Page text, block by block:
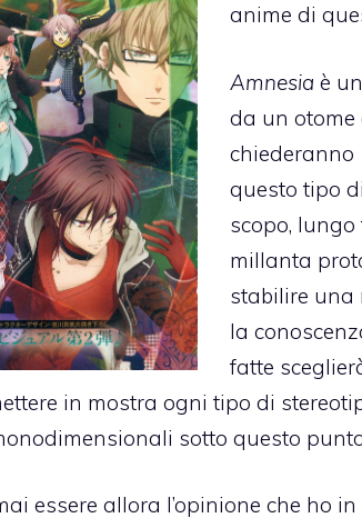
anime di
Amnesia è
da un otome
chiederanno
questo tipo
scopo,
millanta
stabilire una
la
fatte
in mostra ogni tipo di
sotto questo
essere allora l’opinione che ho